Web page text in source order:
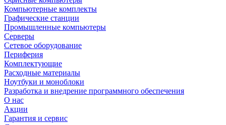
Компьютерные комплекты
Графические станции
Промышленные компьютеры
Серверы
Сетевое оборудование
Периферия
Комплектующие
Расходные материалы
Ноутбуки и моноблоки
Разработка и внедрение программного обеспечения
О нас
Акции
Гарантия и сервис